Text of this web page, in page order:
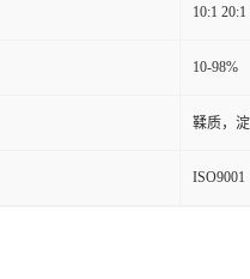
10:1 20:1
10-98%
鞣质，
ISO9001